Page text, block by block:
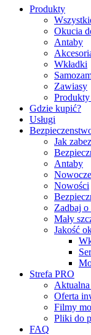
Produkty
Okucia
Antaby
Wkładki
Zawiasy
Gdzie kupić?
Usługi
Jak
Antaby
Nowości
Zadbaj o
Mały
Jakość
Strefa PRO
Aktualna
Oferta
Filmy
Pliki do
FAQ